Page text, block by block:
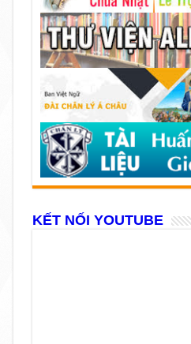
KẾT NỐI YOUTUBE